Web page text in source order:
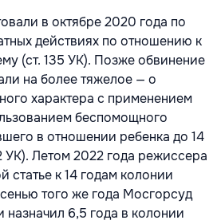
в октябре 2020 года по
действиях по отношению к
(ст. 135 УК). Позже обвинение
на более тяжелое — о
характера с применением
беспомощного
в отношении ребенка до 14
УК). Летом 2022 года режиссера
статье к 14 годам колонии
того же года Мосгорсуд
назначил 6,5 года в колонии